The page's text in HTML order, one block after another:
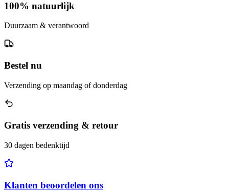
100% natuurlijk
Duurzaam & verantwoord
Bestel nu
Verzending op maandag of donderdag
Gratis verzending & retour
30 dagen bedenktijd
Klanten beoordelen ons